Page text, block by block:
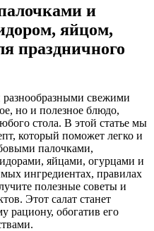
и
яйцом,
праздничного
свежими
но и полезное блюдо,
стола. В этой статье мы
который поможет легко и
палочками,
яйцами, огурцами и
ингредиентах, правилах
полезные советы и
Этот салат станет
рациону, обогатив его